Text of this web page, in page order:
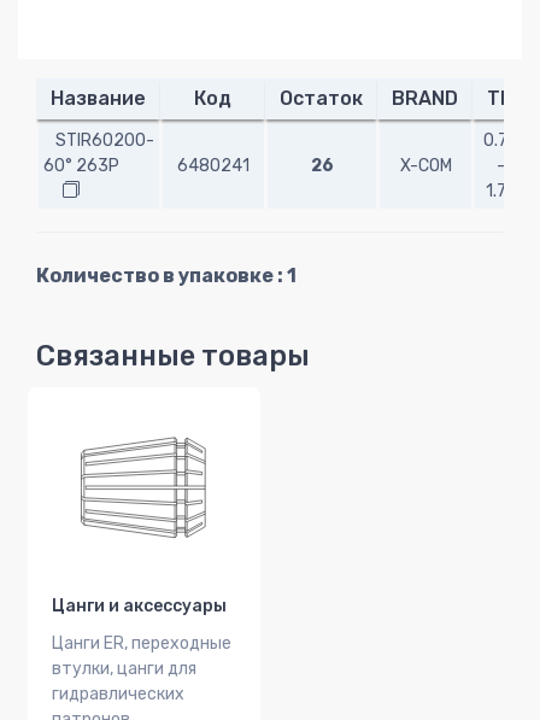
Название Код Остаток BRAND TP
STIR60200-
60° 263P
6480241 26 X-COM
0.75
-
1.75
Количество в упаковке : 1
Связанные товары
Цанги и аксессуары
Цанги ER, переходные
втулки, цанги для
гидравлических